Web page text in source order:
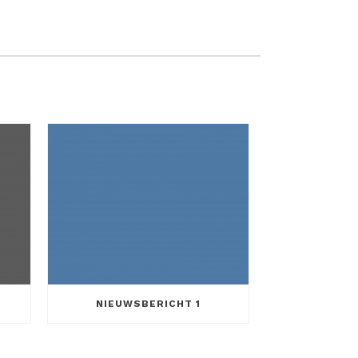
NIEUWSBERICHT 1